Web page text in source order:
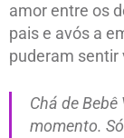
amor entre os
pais e avós a
puderam sentir
Chá de
momento.